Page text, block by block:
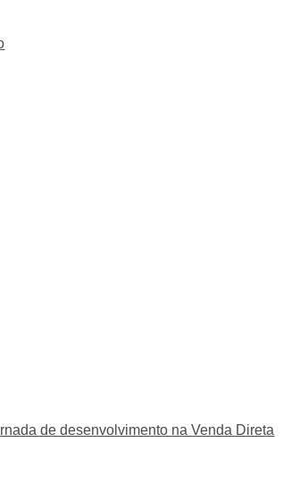
de desenvolvimento na Venda Direta